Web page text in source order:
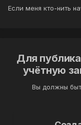
Если меня кто-нить
Для
учётную
Вы должны